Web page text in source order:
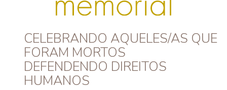
HRD Memorial –
Português
CELEBRANDO AQUELES/AS QUE
FORAM MORTOS
DEFENDENDO DIREITOS
HUMANOS